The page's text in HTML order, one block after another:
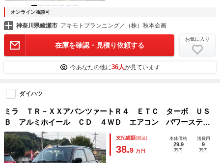
オンライン商談可
神奈川県綾瀬市 アキモトプランニング／（株）秋本企画
在庫を確認・見積り依頼する
お気に入り
今あなたの他に36人が見ています
ダイハツ
ミラ ＴＲ－ＸＸアバンツァートＲ４ ＥＴＣ ターボ ＵＳ
Ｂ アルミホイール ＣＤ ４ＷＤ エアコン パワーステア
リング パワーウィンドウ
支払総額(税込)
38.9 万円
本体価格
29.9
万円
諸費用
9
万円